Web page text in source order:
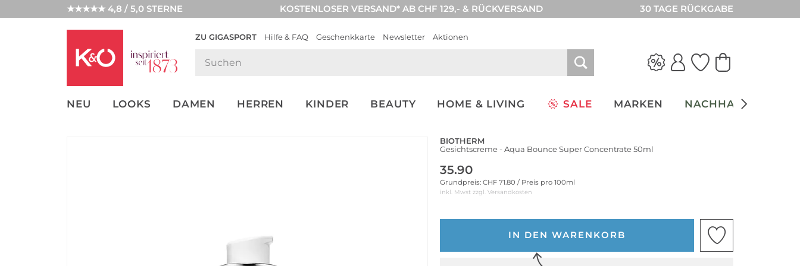
★★★★★ 4,8 / 5,0 STERNE KOSTENLOSER VERSAND* AB CHF 129,- & RÜCKVERSAND 30 TAGE RÜCKGABE
ZU GIGASPORT Hilfe & FAQ Geschenkkarte Newsletter Aktionen
NEU LOOKS DAMEN HERREN KINDER BEAUTY HOME & LIVING SALE MARKEN NACHHALTIGKEIT
NEW IN
WEDDING
BIOTHERM
Gesichtscreme - Aqua Bounce Super Concentrate 50ml
35.90
Grundpreis: CHF 71.80 / Preis pro 100ml
inkl. Mwst zzgl. Versandkosten
IN DEN WARENKORB